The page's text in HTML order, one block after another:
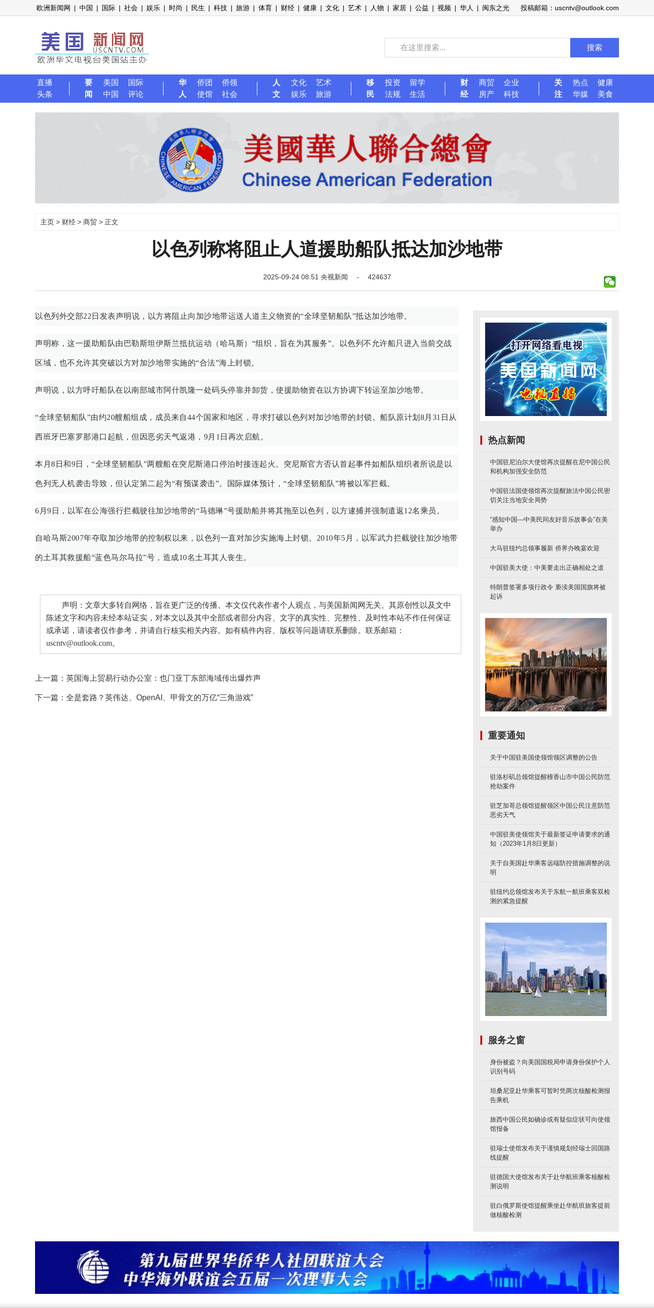
欧洲新闻网 | 中国 | 国际 | 社会 | 娱乐 | 时尚 | 民生 | 科技 | 旅游 | 体育 | 财经 | 健康 | 文化 | 艺术 | 人物 | 家居 | 公益 | 视频 | 华人 | 闽东之光 投稿邮箱：uscntv@outlook.com
搜索
直播
头条
要
闻
美国
国际
中国
评论
华
人
侨团
侨领
使馆
社会
人
文
文化
艺术
娱乐
旅游
移
民
投资
留学
法规
生活
财
经
商贸
企业
房产
科技
关
注
热点
健康
华媒
美食
主页 > 财经 > 商贸 > 正文
以色列称将阻止人道援助船队抵达加沙地带
2025-09-24 08:51 央视新闻 - 424637
以色列外交部22日发表声明说，以方将阻止向加沙地带运送人道主义物资的“全球坚韧船队”抵达加沙地带。
声明称，这一援助船队由巴勒斯坦伊斯兰抵抗运动（哈马斯）“组织，旨在为其服务”。以色列不允许船只进入当前交战
区域，也不允许其突破以方对加沙地带实施的“合法”海上封锁。
声明说，以方呼吁船队在以南部城市阿什凯隆一处码头停靠并卸货，使援助物资在以方协调下转运至加沙地带。
“全球坚韧船队”由约20艘船组成，成员来自44个国家和地区，寻求打破以色列对加沙地带的封锁。船队原计划8月31日从
西班牙巴塞罗那港口起航，但因恶劣天气返港，9月1日再次启航。
本月8日和9日，“全球坚韧船队”两艘船在突尼斯港口停泊时接连起火。突尼斯官方否认首起事件如船队组织者所说是以
色列无人机袭击导致，但认定第二起为“有预谋袭击”。国际媒体预计，“全球坚韧船队”将被以军拦截。
6月9日，以军在公海强行拦截驶往加沙地带的“马德琳”号援助船并将其拖至以色列，以方逮捕并强制遣返12名乘员。
自哈马斯2007年夺取加沙地带的控制权以来，以色列一直对加沙实施海上封锁。2010年5月，以军武力拦截驶往加沙地带
的土耳其救援船“蓝色马尔马拉”号，造成10名土耳其人丧生。
声明：文章大多转自网络，旨在更广泛的传播。本文仅代表作者个人观点，与美国新闻网无关。其原创性以及文中
陈述文字和内容未经本站证实，对本文以及其中全部或者部分内容、文字的真实性、完整性、及时性本站不作任何保证
或承诺，请读者仅作参考，并请自行核实相关内容。如有稿件内容、版权等问题请联系删除。联系邮箱：
uscntv@outlook.com。
上一篇： 英国海上贸易行动办公室：也门亚丁东部海域传出爆炸声
下一篇： 全是套路？英伟达、OpenAI、甲骨文的万亿“三角游戏”
热点新闻
中国驻尼泊尔大使馆再次提醒在尼中国公民
和机构加强安全防范
中国驻法国使领馆再次提醒旅法中国公民密
切关注当地安全局势
“感知中国—中美民间友好音乐故事会”在美
举办
大马驻纽约总领事履新 侨界办晚宴欢迎
中国驻美大使：中美要走出正确相处之道
特朗普签署多项行政令 亵渎美国国旗将被
起诉
重要通知
关于中国驻美国使领馆领区调整的公告
驻洛杉矶总领馆提醒檀香山市中国公民防范
抢劫案件
驻芝加哥总领馆提醒领区中国公民注意防范
恶劣天气
中国驻美使领馆关于最新签证申请要求的通
知（2023年1月8日更新）
关于自美国赴华乘客远端防控措施调整的说
明
驻纽约总领馆发布关于东航一航班乘客双检
测的紧急提醒
服务之窗
身份被盗？向美国国税局申请身份保护个人
识别号码
坦桑尼亚赴华乘客可暂时凭两次核酸检测报
告乘机
旅西中国公民如确诊或有疑似症状可向使领
馆报备
驻瑞士使馆发布关于谨慎规划经瑞士回国路
线提醒
驻德国大使馆发布关于赴华航班乘客核酸检
测说明
驻白俄罗斯使馆提醒乘坐赴华航班旅客提前
做核酸检测